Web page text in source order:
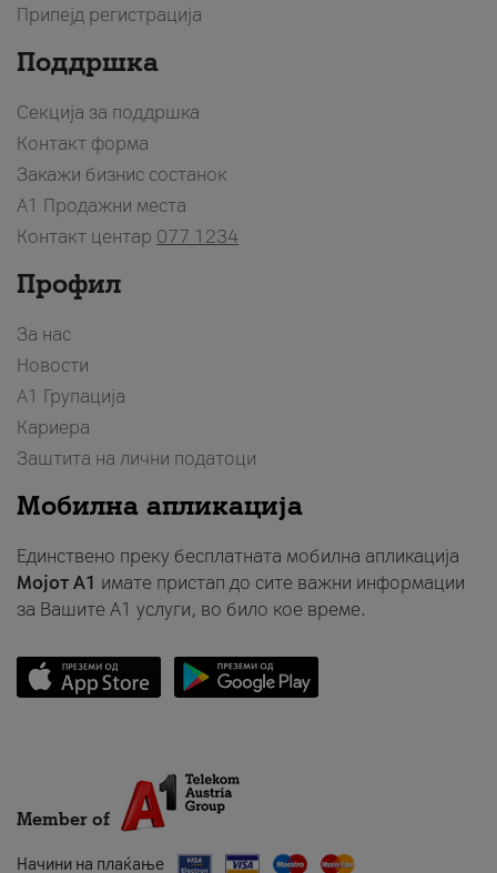
Припејд регистрација
Поддршка
Секција за поддршка
Контакт форма
Закажи бизнис состанок
A1 Продажни места
Контакт центар 077 1234
Профил
За нас
Новости
А1 Групација
Кариера
Заштита на лични податоци
Мобилна апликација
Единствено преку бесплатната мобилна апликација
Мојот A1 имате пристап до сите важни информации
за Вашите A1 услуги, во било кое време.
Member of
Начини на плаќање